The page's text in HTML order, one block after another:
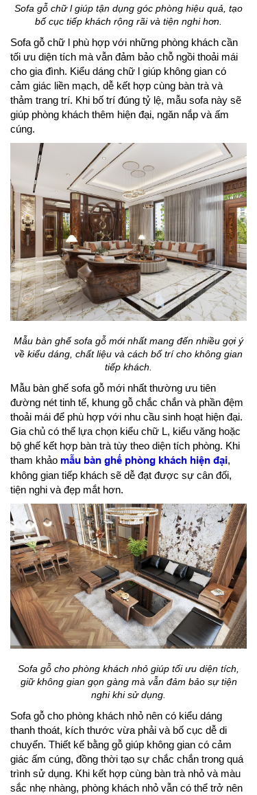
Sofa gỗ chữ l giúp tận dụng góc phòng hiệu quả, tạo
bố cục tiếp khách rộng rãi và tiện nghi hơn.
Sofa gỗ chữ l phù hợp với những phòng khách cần
tối ưu diện tích mà vẫn đảm bảo chỗ ngồi thoải mái
cho gia đình. Kiểu dáng chữ l giúp không gian có
cảm giác liền mạch, dễ kết hợp cùng bàn trà và
thảm trang trí. Khi bố trí đúng tỷ lệ, mẫu sofa này sẽ
giúp phòng khách thêm hiện đại, ngăn nắp và ấm
cúng.
Mẫu bàn ghế sofa gỗ mới nhất mang đến nhiều gợi ý
về kiểu dáng, chất liệu và cách bố trí cho không gian
tiếp khách.
Mẫu bàn ghế sofa gỗ mới nhất thường ưu tiên
đường nét tinh tế, khung gỗ chắc chắn và phần đệm
thoải mái để phù hợp với nhu cầu sinh hoạt hiện đại.
Gia chủ có thể lựa chọn kiểu chữ L, kiểu văng hoặc
bộ ghế kết hợp bàn trà tùy theo diện tích phòng. Khi
tham khảo mẫu bàn ghế phòng khách hiện đại,
không gian tiếp khách sẽ dễ đạt được sự cân đối,
tiện nghi và đẹp mắt hơn.
Sofa gỗ cho phòng khách nhỏ giúp tối ưu diện tích,
giữ không gian gọn gàng mà vẫn đảm bảo sự tiện
nghi khi sử dụng.
Sofa gỗ cho phòng khách nhỏ nên có kiểu dáng
thanh thoát, kích thước vừa phải và bố cục dễ di
chuyển. Thiết kế bằng gỗ giúp không gian có cảm
giác ấm cúng, đồng thời tạo sự chắc chắn trong quá
trình sử dụng. Khi kết hợp cùng bàn trà nhỏ và màu
sắc nhẹ nhàng, phòng khách nhỏ vẫn có thể trở nên